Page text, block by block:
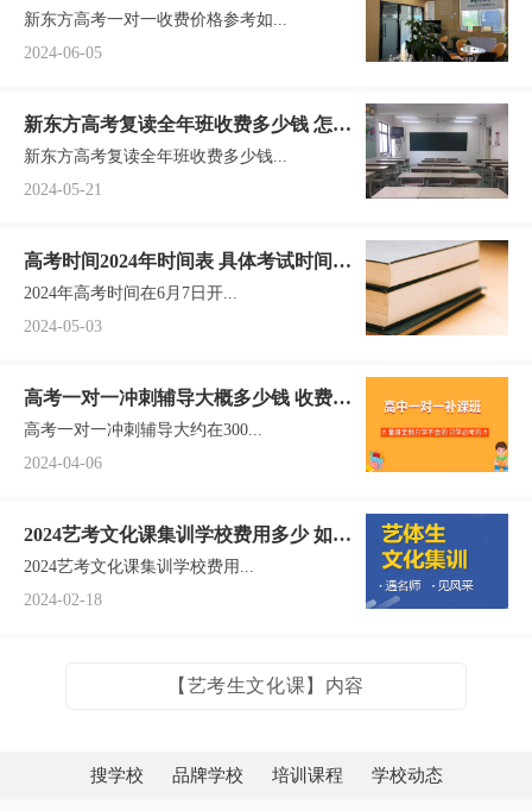
一览
新东方高考一对一收费价格参考如...
2024-06-05
新东方高考复读全年班收费多少钱 怎么
收费
新东方高考复读全年班收费多少钱...
2024-05-21
高考时间2024年时间表 具体考试时间安
排一览
2024年高考时间在6月7日开...
2024-05-03
高考一对一冲刺辅导大概多少钱 收费价
格一览
高考一对一冲刺辅导大约在300...
2024-04-06
2024艺考文化课集训学校费用多少 如何
收费
2024艺考文化课集训学校费用...
2024-02-18
【艺考生文化课】内容
搜学校 品牌学校 培训课程 学校动态